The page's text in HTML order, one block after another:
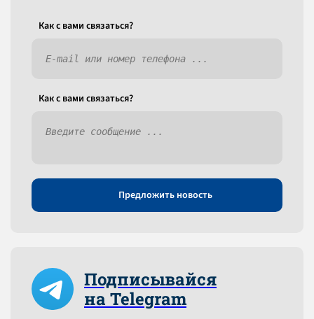
Как c вами связаться?
Как c вами связаться?
Предложить новость
Подписывайся
на Telegram